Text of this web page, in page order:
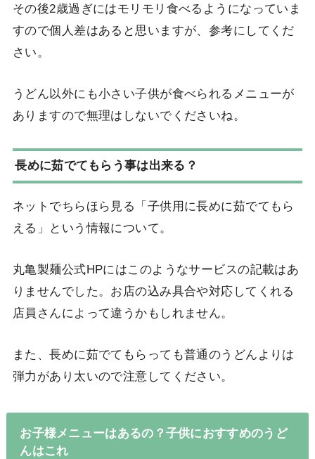
その後2歳過ぎにはモリモリ食べるようになっていま
すので個人差はあると思いますが、参考にしてくだ
さい。
うどん以外にも小さい子供が食べられるメニューが
ありますので無理はしないでくださいね。
長めに茹でてもらう事は出来る？
ネットでちらほら見る「子供用に長めに茹でてもら
える」という情報について。
丸亀製麺公式HPにはこのようなサービスの記載はあ
りませんでした。お店の込み具合や対応してくれる
店員さんによって違うかもしれません。
また、長めに茹でてもらっても普通のうどんよりは
弾力があり太いので注意してください。
お子様メニューはあるの？子供におすすめのうど
んはこれ